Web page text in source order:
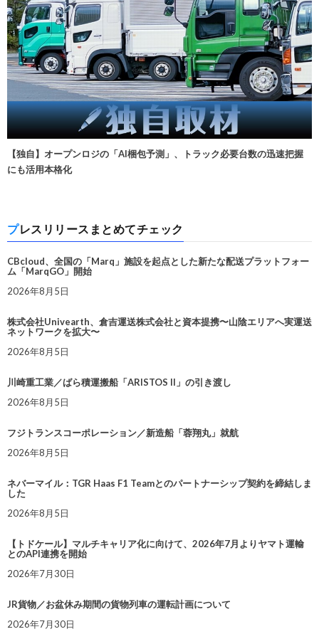
【独自】オープンロジの「AI梱包予測」、トラック必要台数の迅速把握
にも活用本格化
プレスリリースまとめてチェック
CBcloud、全国の「Marq」施設を起点とした新たな配送プラットフォー
ム「MarqGO」開始
2026年8月5日
株式会社Univearth、倉吉運送株式会社と資本提携〜山陰エリアへ実運送
ネットワークを拡大〜
2026年8月5日
川崎重工業／ばら積運搬船「ARISTOS II」の引き渡し
2026年8月5日
フジトランスコーポレーション／新造船「蓉翔丸」就航
2026年8月5日
ネバーマイル：TGR Haas F1 Teamとのパートナーシップ契約を締結しま
した
2026年8月5日
【トドケール】マルチキャリア化に向けて、2026年7月よりヤマト運輸
とのAPI連携を開始
2026年7月30日
JR貨物／お盆休み期間の貨物列車の運転計画について
2026年7月30日